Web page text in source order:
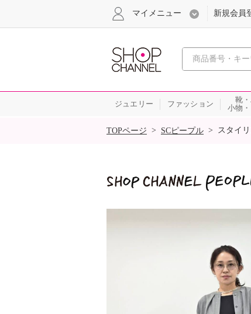
心おど
マイメニュー 新規会員
ジュエリー ファッション
靴
小物
SALE
TOPページ > SCピープル > スタイ